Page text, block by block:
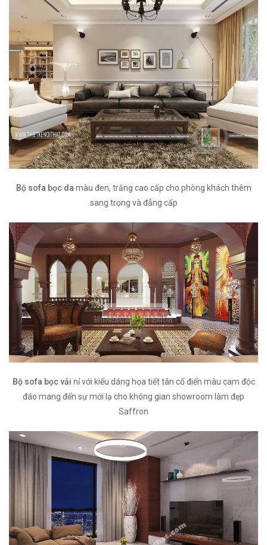
Bộ sofa bọc da màu đen, trắng cao cấp cho phòng khách thêm
sang trọng và đẳng cấp
Bộ sofa bọc vải nỉ với kiểu dáng họa tiết tân cổ điển màu cam độc
đáo mang đến sự mới lạ cho không gian showroom làm đẹp
Saffron